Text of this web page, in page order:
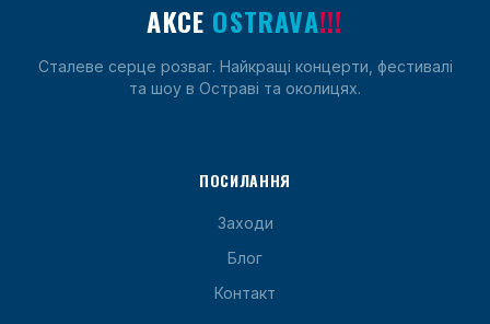
AKCE OSTRAVA!!!
Сталеве серце розваг. Найкращі концерти, фестивалі
та шоу в Остраві та околицях.
ПОСИЛАННЯ
Заходи
Блог
Контакт